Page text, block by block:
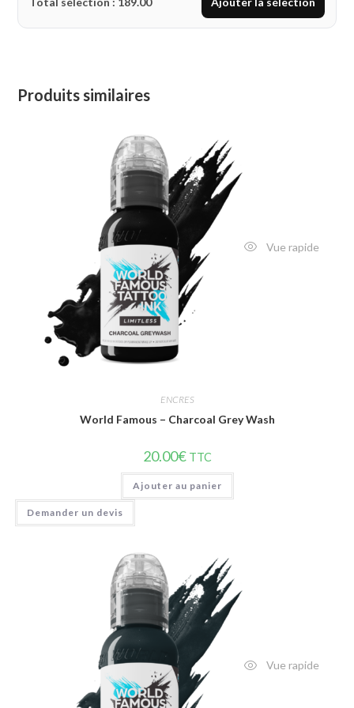
Produits similaires
Vue rapide
ENCRES
World Famous – Charcoal Grey Wash
20.00€ TTC
Ajouter au panier
Demander un devis
Vue rapide